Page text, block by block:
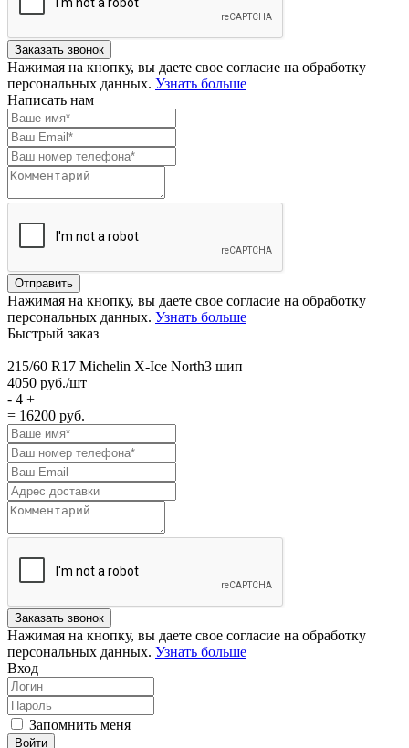
Нажимая на кнопку, вы даете свое согласие на обработку
персональных данных. Узнать больше
Написать нам
Нажимая на кнопку, вы даете свое согласие на обработку
персональных данных. Узнать больше
Быстрый заказ
215/60 R17 Michelin X-Ice North3 шип
4050 руб./шт
- 4 +
= 16200 руб.
Нажимая на кнопку, вы даете свое согласие на обработку
персональных данных. Узнать больше
Вход
Запомнить меня